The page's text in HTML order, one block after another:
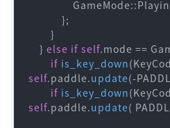
    }
else if self.mode ==
if is_key_down
self.paddle.update(-
if is_key_down
self.paddle.update(